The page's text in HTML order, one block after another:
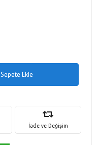
Sepete Ekle
İade ve Değişim